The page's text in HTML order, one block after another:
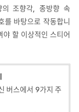
조향각, 종방향 속
를 바탕으로 작동합니
할 이상적인 스티어
버스에서 9가지 주